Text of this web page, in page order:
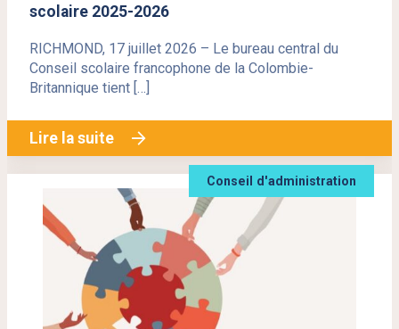
scolaire 2025-2026
RICHMOND, 17 juillet 2026 – Le bureau central du
Conseil scolaire francophone de la Colombie-
Britannique tient […]
Lire la suite
Conseil d'administration